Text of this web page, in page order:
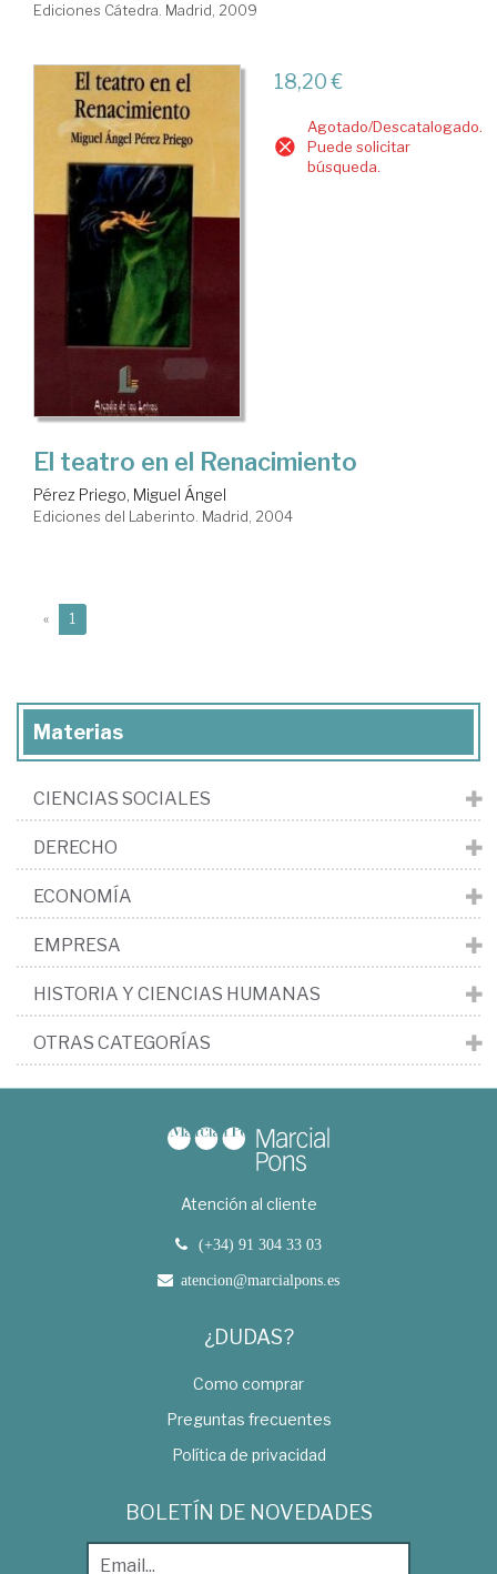
Ediciones Cátedra. Madrid, 2009
18,20 €
Agotado/Descatalogado.
Puede solicitar
búsqueda.
El teatro en el Renacimiento
Pérez Priego, Miguel Ángel
Ediciones del Laberinto. Madrid, 2004
« 1
Materias
CIENCIAS SOCIALES
DERECHO
ECONOMÍA
EMPRESA
HISTORIA Y CIENCIAS HUMANAS
OTRAS CATEGORÍAS
Atención al cliente
(+34) 91 304 33 03
atencion@marcialpons.es
¿DUDAS?
Como comprar
Preguntas frecuentes
Política de privacidad
BOLETÍN DE NOVEDADES